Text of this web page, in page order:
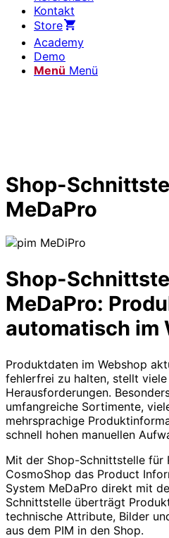
Kontakt
Store
Academy
Demo
Menü Menü
Shop-
MeDaPro
Shop-
MeDaPro:
automatisch im
Produktdaten im Webshop
fehlerfrei zu halten, stellt
Herausforderungen.
umfangreiche Sortimente,
mehrsprachige
schnell hohen manuellen
Mit der Shop-Schnittstelle für
CosmoShop das Product
System MeDaPro direkt mit
Schnittstelle überträgt
technische Attribute, Bilder
aus dem PIM in den Shop.